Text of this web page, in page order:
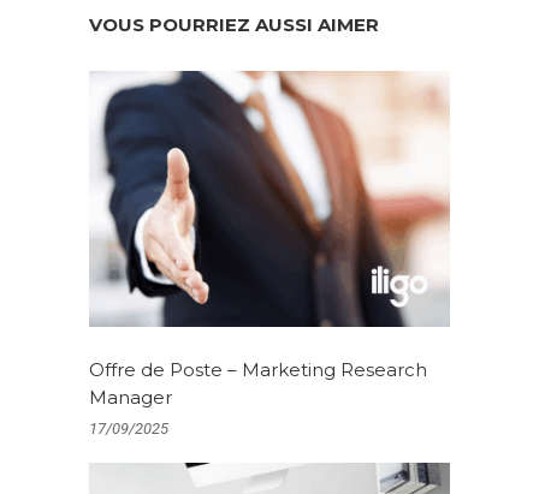
VOUS POURRIEZ AUSSI AIMER
Offre de Poste – Marketing Research
Manager
17/09/2025